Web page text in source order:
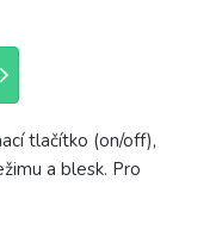
tlačítko (on/off),
a blesk. Pro